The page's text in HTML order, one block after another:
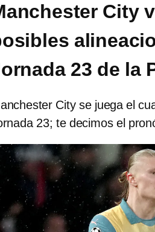
City
23 de la
City se juega el
23; te decimos el